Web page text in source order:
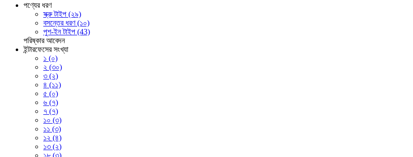
পণ্যের ধরণ
স্ক্রু টাইপ (২৯)
বসন্তের ধরণ (১০)
পুশ-ইন টাইপ (43)
পরিষ্কার আবেদন
ইন্টারফেসের সংখ্যা
১ (০)
২ (৩০)
৩ (২)
৪ (১১)
৫ (০)
৬ (৭)
৭ (৭)
১০ (৩)
১১ (৩)
১২ (৪)
১৩ (২)
১৮ (৩)